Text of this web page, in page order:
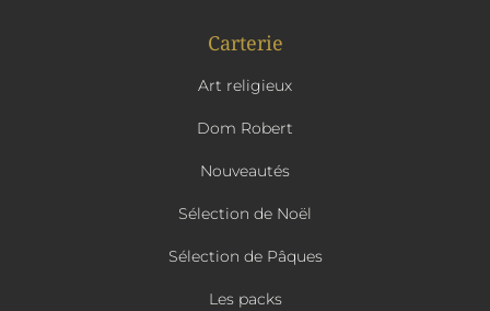
Carterie
Art religieux
Dom Robert
Nouveautés
Sélection de Noël
Sélection de Pâques
Les packs